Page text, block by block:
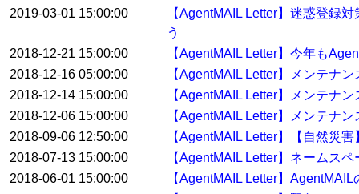
2019-03-01 15:00:00
【AgentMAIL Letter】迷惑登録
う
2018-12-21 15:00:00
【AgentMAIL Letter】今年も
2018-12-16 05:00:00
【AgentMAIL Letter】メンテナ
2018-12-14 15:00:00
【AgentMAIL Letter】メンテナ
2018-12-06 15:00:00
【AgentMAIL Letter】メンテナ
2018-09-06 12:50:00
【AgentMAIL Letter】【自然災
2018-07-13 15:00:00
【AgentMAIL Letter】ネームス
2018-06-01 15:00:00
【AgentMAIL Letter】